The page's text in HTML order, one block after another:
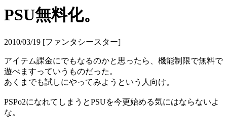
PSU無料化。
2010/03/19 [ファンタシースター]
アイテム課金にでもなるのかと思ったら、機能制限で無料で
遊べますっていうものだった。
あくまでも試しにやってみようという人向け。
PSPo2になれてしまうとPSUを今更始める気にはならないよ
な。